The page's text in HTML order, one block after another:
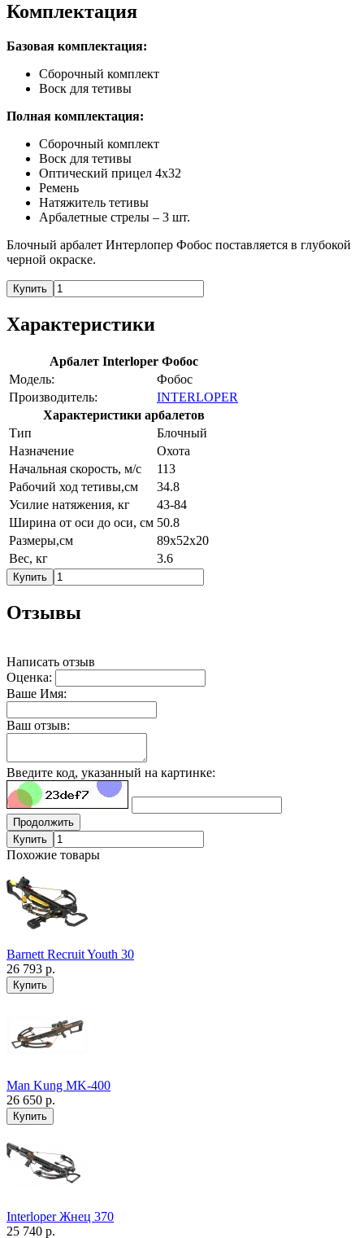
Комплектация
Базовая комплектация:
Сборочный комплект
Воск для тетивы
Полная комплектация:
Сборочный комплект
Воск для тетивы
Оптический прицел 4х32
Ремень
Натяжитель тетивы
Арбалетные стрелы – 3 шт.
Блочный арбалет Интерлопер Фобос поставляется в глубокой
черной окраске.
Купить
Характеристики
Арбалет Interloper Фобос
Модель:
Фобос
Производитель:
INTERLOPER
Характеристики арбалетов
Тип
Блочный
Назначение
Охота
Начальная скорость, м/с
113
Рабочий ход тетивы,см
34.8
Усилие натяжения, кг
43-84
Ширина от оси до оси, см 50.8
Размеры,см
89x52x20
Вес, кг
3.6
Купить
Отзывы
Написать отзыв
Оценка:
Ваше Имя:
Ваш отзыв:
Введите код, указанный на картинке:
Продолжить
Купить
Похожие товары
Barnett Recruit Youth 30
26 793 р.
Man Kung MK-400
26 650 р.
Interloper Жнец 370
25 740 р.